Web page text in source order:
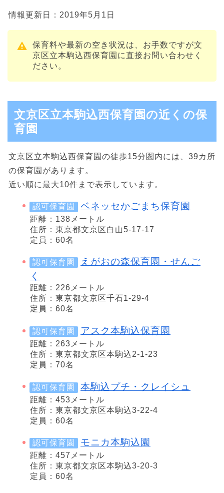
情報更新日：2019年5月1日
保育料や最新の空き状況は、お手数ですが文
京区立本駒込西保育園に直接お問い合わせく
ださい。
文京区立本駒込西保育園の近くの保
育園
文京区立本駒込西保育園の徒歩15分圏内には、39カ所
の保育園があります。
近い順に最大10件まで表示しています。
認可保育園 ベネッセかごまち保育園
距離：138メートル
住所：東京都文京区白山5-17-17
定員：60名
認可保育園
えがおの森保育園・せんご
く
距離：226メートル
住所：東京都文京区千石1-29-4
定員：60名
認可保育園 アスク本駒込保育園
距離：263メートル
住所：東京都文京区本駒込2-1-23
定員：70名
認可保育園 本駒込プチ・クレイシュ
距離：453メートル
住所：東京都文京区本駒込3-22-4
定員：60名
認可保育園 モニカ本駒込園
距離：457メートル
住所：東京都文京区本駒込3-20-3
定員：60名